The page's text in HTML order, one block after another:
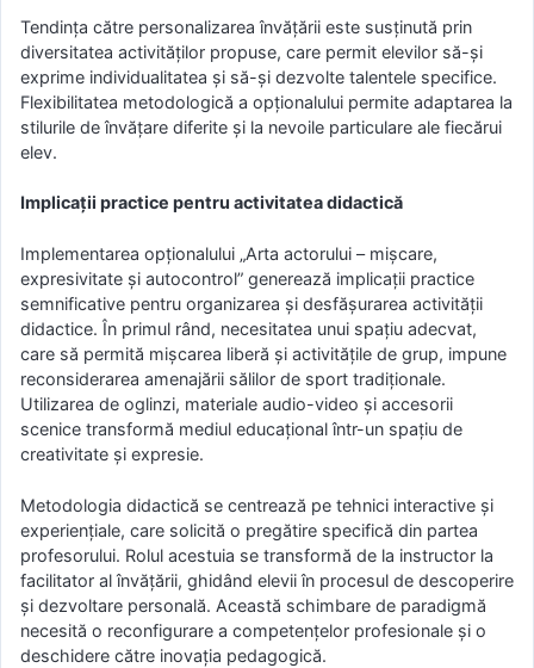
Tendința către personalizarea învățării este susținută prin
diversitatea activităților propuse, care permit elevilor să-și
exprime individualitatea și să-și dezvolte talentele specifice.
Flexibilitatea metodologică a opționalului permite adaptarea la
stilurile de învățare diferite și la nevoile particulare ale fiecărui
elev.
Implicații practice pentru activitatea didactică
Implementarea opționalului „Arta actorului – mișcare,
expresivitate și autocontrol” generează implicații practice
semnificative pentru organizarea și desfășurarea activității
didactice. În primul rând, necesitatea unui spațiu adecvat,
care să permită mișcarea liberă și activitățile de grup, impune
reconsiderarea amenajării sălilor de sport tradiționale.
Utilizarea de oglinzi, materiale audio-video și accesorii
scenice transformă mediul educațional într-un spațiu de
creativitate și expresie.
Metodologia didactică se centrează pe tehnici interactive și
experiențiale, care solicită o pregătire specifică din partea
profesorului. Rolul acestuia se transformă de la instructor la
facilitator al învățării, ghidând elevii în procesul de descoperire
și dezvoltare personală. Această schimbare de paradigmă
necesită o reconfigurare a competențelor profesionale și o
deschidere către inovația pedagogică.